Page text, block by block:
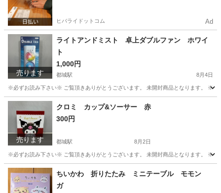
ヒバライドットコム Ad
売ります
ライトアンドミスト 卓上ダブルファン ホワイ
ト
1,000円
都城駅 8月4日
※必ずお読み下さい※ ご覧頂きありがとうございます。 未開封商品となります。 ※多
宮崎 都城市 季節、空調家電 ダブル
売ります
クロミ カップ&ソーサー 赤
300円
都城駅 8月2日
※必ずお読み下さい※ ご覧頂きありがとうございます。 未開封商品となります。 ※多
宮崎 都城市 都城駅 食器 クロミ
ちいかわ 折りたたみ ミニテーブル モモン
ガ